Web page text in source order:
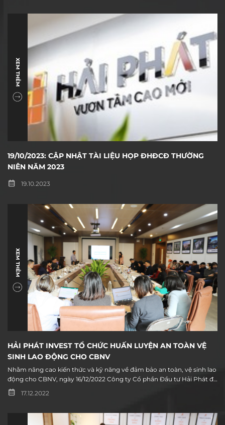
XEM THÊM
19/10/2023: CẬP NHẬT TÀI LIỆU HỌP ĐHĐCĐ THƯỜNG
NIÊN NĂM 2023
19.10.2023
XEM THÊM
HẢI PHÁT INVEST TỔ CHỨC HUẤN LUYỆN AN TOÀN VỆ
SINH LAO ĐỘNG CHO CBNV
Nhằm nâng cao kiến thức và kỹ năng về đảm bảo an toàn, vệ sinh lao
động cho CBNV, ngày 16/12/2022 Công ty Cổ phần Đầu tư Hải Phát đã
phối hợp với Trung tâm Kiểm định KTAT tổ chức huấn luyện an toàn
vệ sinh lao động cho toàn thể cán bộ nhân viên.
17.12.2022